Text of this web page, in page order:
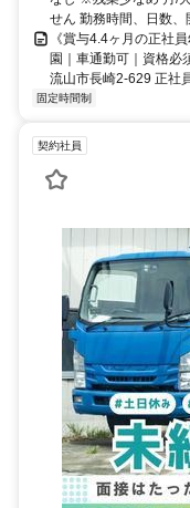
せん 勤務時間、日数、
《賞与4.4ヶ月の正社
園｜車通勤可｜資格必
流山市長崎2-629 正社
固定時間制
契約社員